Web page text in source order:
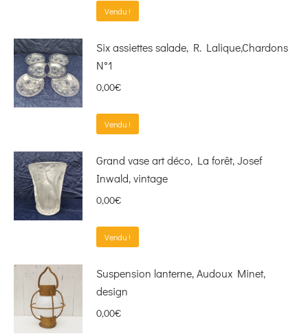
Vendu !
Six assiettes salade, R. Lalique,Chardons
N°1
0,00€
Vendu !
Grand vase art déco, La forêt, Josef
Inwald, vintage
0,00€
Vendu !
Suspension lanterne, Audoux Minet,
design
0,00€